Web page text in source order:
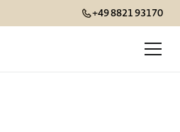
+49 8821 93170